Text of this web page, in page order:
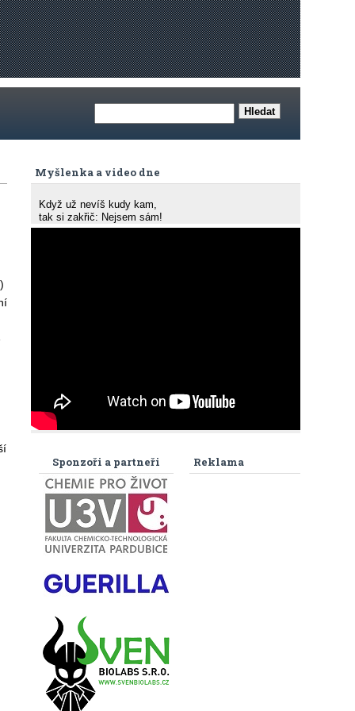
Myšlenka a video dne
Když už nevíš kudy kam,
tak si zakřič: Nejsem sám!
Reklama
Sponzoři a partneři